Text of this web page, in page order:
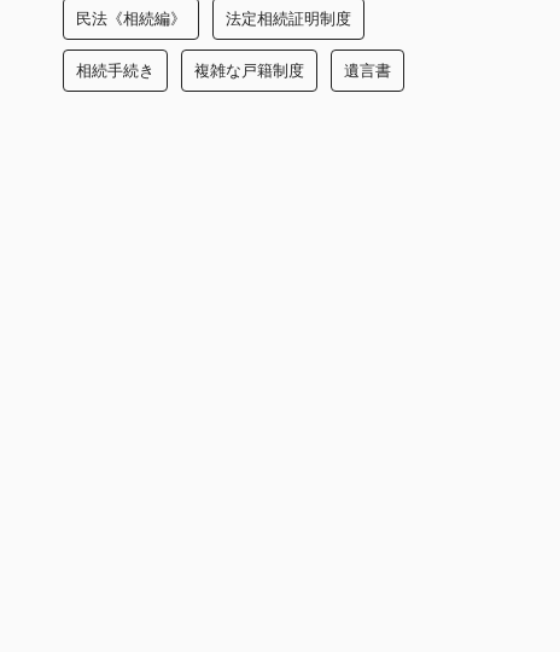
民法《相続編》 法定相続証明制度
相続手続き 複雑な戸籍制度 遺言書